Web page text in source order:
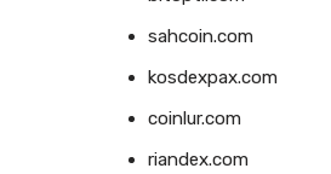
sahcoin.com
kosdexpax.com
coinlur.com
riandex.com